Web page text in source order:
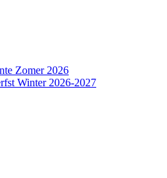
Zomer 2026
Winter 2026-2027